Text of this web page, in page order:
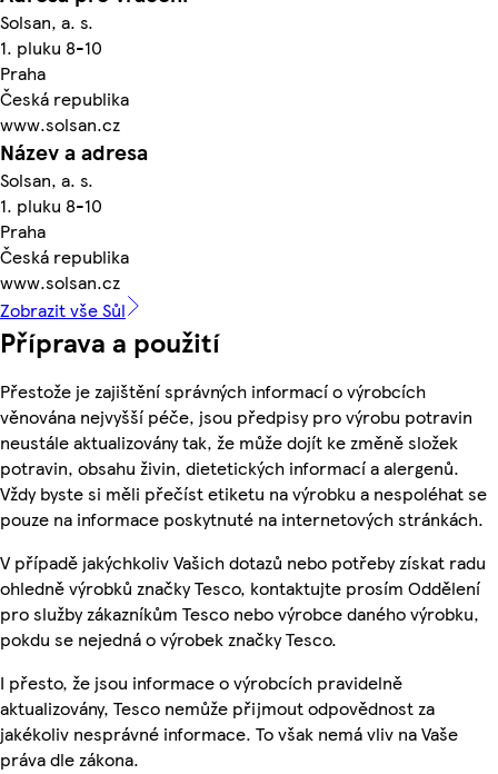
Solsan, a. s.
1. pluku 8-10
Praha
Česká republika
www.solsan.cz
Název a adresa
Solsan, a. s.
1. pluku 8-10
Praha
Česká republika
www.solsan.cz
Zobrazit vše Sůl
Příprava a použití
Přestože je zajištění správných informací o výrobcích
věnována nejvyšší péče, jsou předpisy pro výrobu potravin
neustále aktualizovány tak, že může dojít ke změně složek
potravin, obsahu živin, dietetických informací a alergenů.
Vždy byste si měli přečíst etiketu na výrobku a nespoléhat se
pouze na informace poskytnuté na internetových stránkách.
V případě jakýchkoliv Vašich dotazů nebo potřeby získat radu
ohledně výrobků značky Tesco, kontaktujte prosím Oddělení
pro služby zákazníkům Tesco nebo výrobce daného výrobku,
pokdu se nejedná o výrobek značky Tesco.
I přesto, že jsou informace o výrobcích pravidelně
aktualizovány, Tesco nemůže přijmout odpovědnost za
jakékoliv nesprávné informace. To však nemá vliv na Vaše
práva dle zákona.